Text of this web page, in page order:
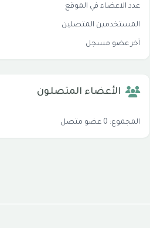
عدد الاعضاء في الموقع
المستخدمين المتصلين
آخر عضو مسجل
الأعضاء المتصلون
المجموع: 0 عضو متصل